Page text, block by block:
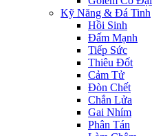
Kỹ Năng & Đá Tinh
Hồi Sinh
Đấm Mạnh
Tiếp Sức
Thiêu Đốt
Cảm Tử
Đòn Chết
Chắn Lửa
Gai Nhím
Phân Tán